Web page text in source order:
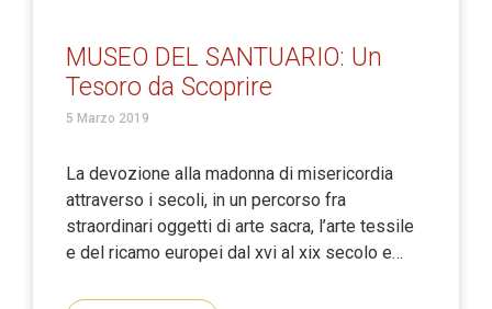
MUSEO DEL SANTUARIO: Un
Tesoro da Scoprire
5 Marzo 2019
La devozione alla madonna di misericordia
attraverso i secoli, in un percorso fra
straordinari oggetti di arte sacra, l’arte tessile
e del ricamo europei dal xvi al xix secolo e…